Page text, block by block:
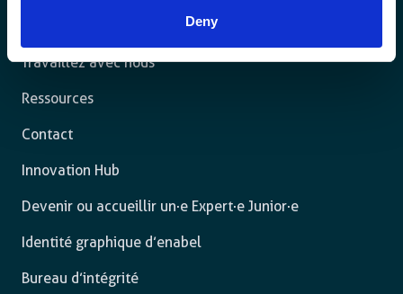
Deny
Travaillez avec nous
Ressources
Contact
Innovation Hub
Devenir ou accueillir un·e Expert·e Junior·e
Identité graphique d’enabel
Bureau d’intégrité